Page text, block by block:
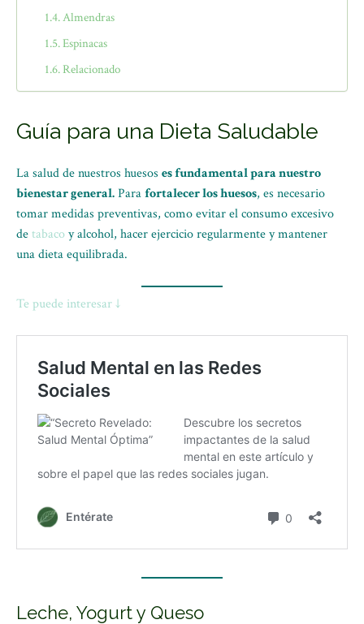
Almendras
Espinacas
Relacionado
Guía para una Dieta Saludable
La salud de nuestros huesos es fundamental para nuestro
bienestar general.Parafortalecer los huesos, es necesario
tomar medidas preventivas, como evitar el consumo excesivo
detabacoy alcohol, hacer ejercicio regularmente y mantener
una dieta equilibrada.
Te puede interesar ↓
Leche, Yogurt y Queso